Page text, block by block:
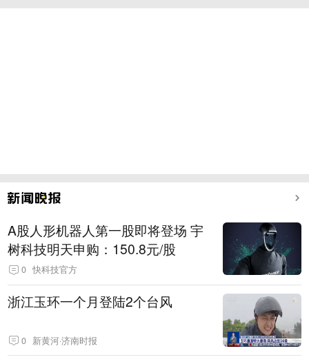
A股人形机器人第一股即将登场 宇
树科技明天申购：150.8元/股
0 快科技官方
浙江玉环一个月登陆2个台风
0 新黄河·济南时报